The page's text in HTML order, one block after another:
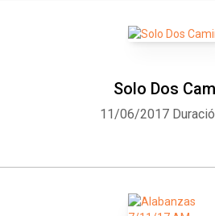
Solo Dos
11/06/2017